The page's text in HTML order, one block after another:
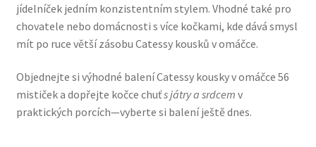
jídelníček jedním konzistentním stylem. Vhodné také pro
chovatele nebo domácnosti s více kočkami, kde dává smysl
mít po ruce větší zásobu Catessy kousků v omáčce.
Objednejte si výhodné balení Catessy kousky v omáčce 56
mističek a dopřejte kočce chuťs játry a srdcem v
praktických porcích—vyberte si balení ještě dnes.